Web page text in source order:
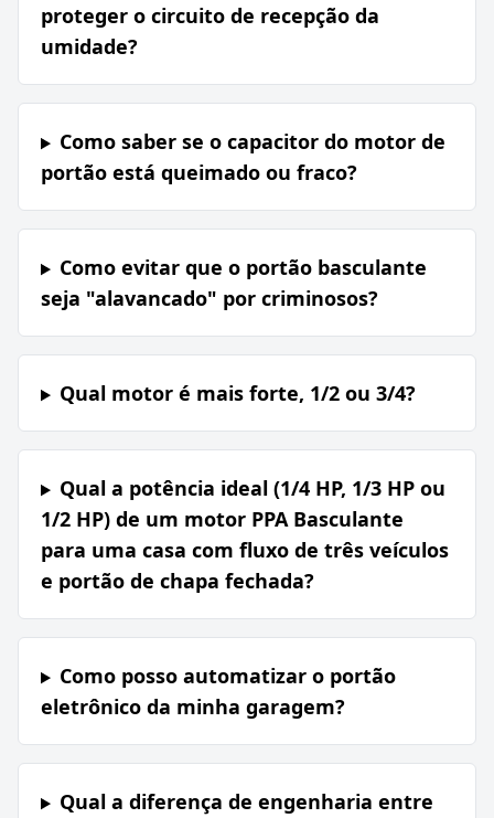
proteger o circuito de recepção da
umidade?
Como saber se o capacitor do motor de
portão está queimado ou fraco?
Como evitar que o portão basculante
seja "alavancado" por criminosos?
Qual motor é mais forte, 1/2 ou 3/4?
Qual a potência ideal (1/4 HP, 1/3 HP ou
1/2 HP) de um motor PPA Basculante
para uma casa com fluxo de três veículos
e portão de chapa fechada?
Como posso automatizar o portão
eletrônico da minha garagem?
Qual a diferença de engenharia entre